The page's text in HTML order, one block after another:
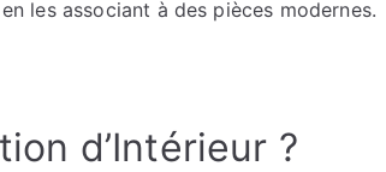
les associant à des pièces modernes.
d’Intérieur ?